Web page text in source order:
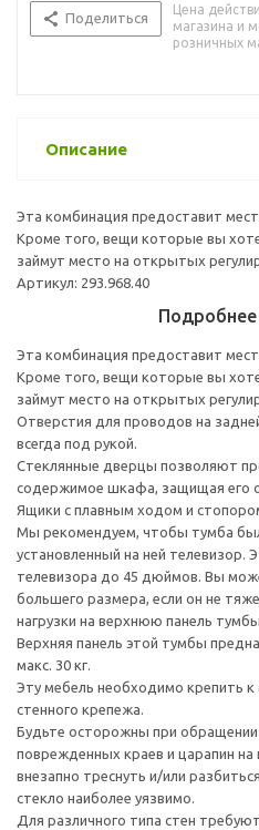
Поделиться
Цена
магазина и
розничных
Описание
Эта комбинация предоставит
Кроме того, вещи которые вы
займут место на открытых
Артикул: 293.968.40
Подробнее
Эта комбинация предоставит
Кроме того, вещи которые вы
займут место на открытых
Отверстия для проводов на
всегда под рукой.
Стеклянные дверцы позволяют
содержимое шкафа, защищая его
Ящики с плавным ходом и
Мы рекомендуем, чтобы тумба
установленный на ней телевизор.
телевизора до 45 дюймов. Вы
большего размера, если он не
нагрузки на верхнюю панель тумбы.
Верхняя панель этой тумбы
макс. 30 кг.
Эту мебель необходимо крепить
стенного крепежа.
Будьте осторожны при обращении
поврежденных краев и царапин
внезапно треснуть и/или
стекло наиболее уязвимо.
Для различного типа стен